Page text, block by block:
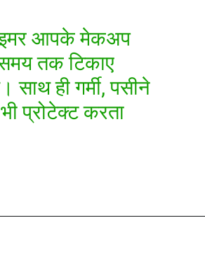
आपके मेकअप
तक टिकाए
साथ ही गर्मी, पसीने
प्रोटेक्ट करता